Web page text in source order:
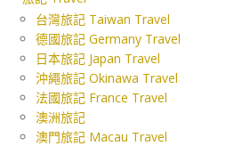
台灣旅記 Taiwan Travel
德國旅記 Germany Travel
日本旅記 Japan Travel
沖繩旅記 Okinawa Travel
法國旅記 France Travel
澳洲旅記
澳門旅記 Macau Travel